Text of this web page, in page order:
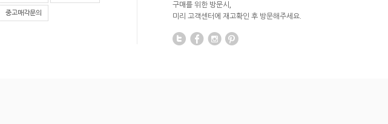
중고매각문의
구매를 위한 방문시,
미리 고객센터에 재고확인 후 방문해주세요.